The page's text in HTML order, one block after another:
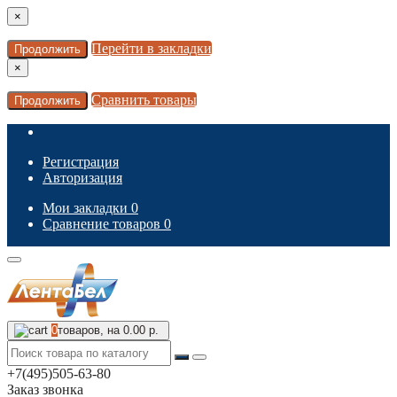
×
Продолжить Перейти в закладки
×
Продолжить Сравнить товары
Регистрация
Авторизация
Мои закладки 0
Сравнение товаров 0
0товаров, на 0.00 р.
+7(495)505-63-80
Заказ звонка